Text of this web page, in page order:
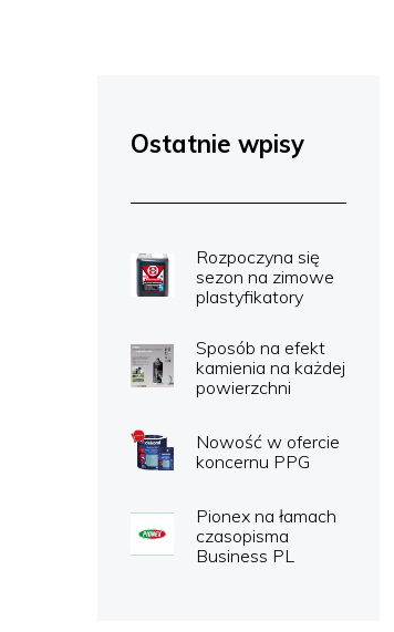
Ostatnie wpisy
Rozpoczyna się
sezon na zimowe
plastyfikatory
Sposób na efekt
kamienia na każdej
powierzchni
Nowość w ofercie
koncernu PPG
Pionex na łamach
czasopisma
Business PL